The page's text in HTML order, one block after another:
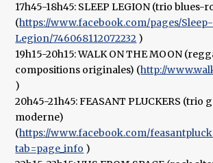
17h45-18h45: SLEEP LEGION (trio blues-
(https://www.facebook.com/pages/Sleep-
Legion/746068112072232 )
19h15-20h15: WALK ON THE MOON
compositions originales) (http://
)
20h45-21h45: FEASANT PLUCKERS
moderne)
(https://www.facebook.com/
tab=page_info )